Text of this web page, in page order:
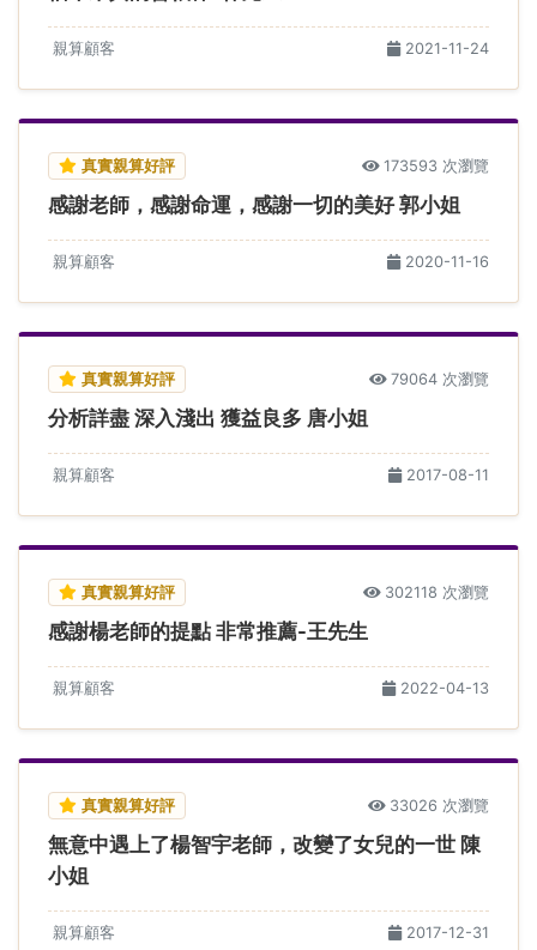
親算顧客 2021-11-24
真實親算好評 173593 次瀏覽
感謝老師，感謝命運，感謝一切的美好 郭小姐
親算顧客 2020-11-16
真實親算好評 79064 次瀏覽
分析詳盡 深入淺出 獲益良多 唐小姐
親算顧客 2017-08-11
真實親算好評 302118 次瀏覽
感謝楊老師的提點 非常推薦-王先生
親算顧客 2022-04-13
真實親算好評 33026 次瀏覽
無意中遇上了楊智宇老師，改變了女兒的一世 陳
小姐
親算顧客 2017-12-31